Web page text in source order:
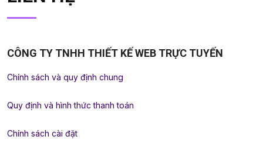
CÔNG TY TNHH THIẾT KẾ WEB TRỰC TUYẾN
Chính sách và quy định chung
Quy định và hình thức thanh toán
Chính sách cài đặt